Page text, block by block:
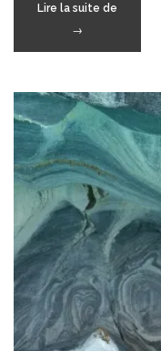
Lire la suite de
… »
→